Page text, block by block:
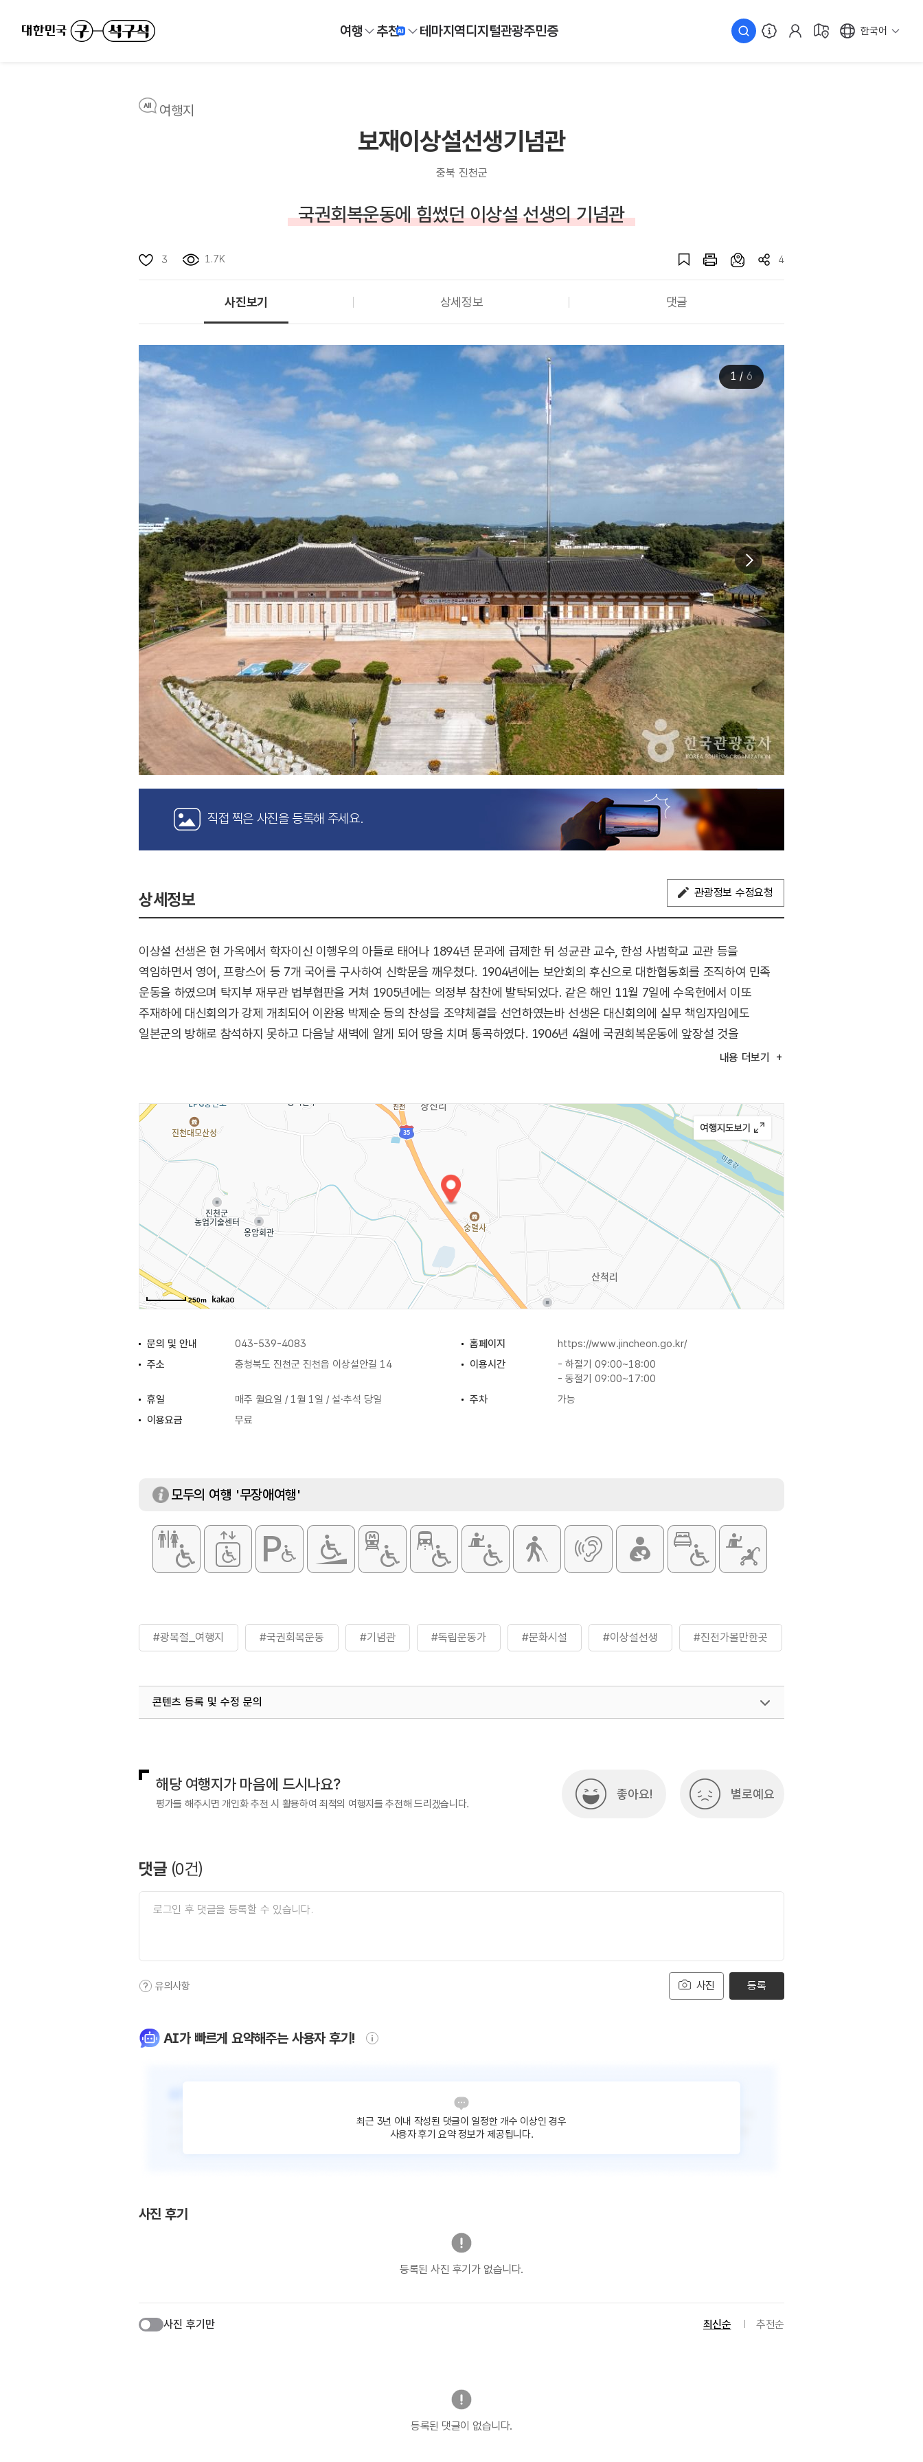
여행 추천 테마지역디지털관광주민증 한국어
여행지
보재이상설선생기념관
충북 진천군
국권회복운동에 힘썼던 이상설 선생의 기념관
3 1.7K 4
사진보기 상세정보 댓글
1 / 6
직접 찍은 사진을 등록해 주세요.
상세정보 관광정보 수정요청
이상설 선생은 현 가옥에서 학자이신 이행우의 아들로 태어나 1894년 문과에 급제한 뒤 성균관 교수, 한성 사범학교 교관 등을
역임하면서 영어, 프랑스어 등 7개 국어를 구사하여 신학문을 깨우쳤다. 1904년에는 보안회의 후신으로 대한협동회를 조직하여 민족
운동을 하였으며 탁지부 재무관 법부협판을 거쳐 1905년에는 의정부 참찬에 발탁되었다. 같은 해인 11월 7일에 수옥헌에서 이또
주재하에 대신회의가 강제 개최되어 이완용 박제순 등의 찬성을 조약체결을 선언하였는바 선생은 대신회의에 실무 책임자임에도
일본군의 방해로 참석하지 못하고 다음날 새벽에 알게 되어 땅을 치며 통곡하였다. 1906년 4월에 국권회복운동에 앞장설 것을
결심하고 이동녕, 정순만과 같이 망명길에 올라 상해를 거쳐 북간도 용정으로 가서 서전서숙을 건립하고 자비로 항일 민족교육을
(출처: 진천군 문화관광 홈페이지)
내용 더보기
250m
문의 및 안내 043-539-4083 홈페이지
https://www.jincheon.go.kr/
주소
충청북도 진천군 진천읍 이상설안길 14 이용시간
- 하절기 09:00~18:00
- 동절기 09:00~17:00
휴일
매주 월요일 / 1월 1일 / 설·추석 당일 주차
가능
이용요금
무료
모두의 여행 '무장애여행'
#광복절_여행지 #국권회복운동 #기념관 #독립운동가 #문화시설 #이상설선생 #진천가볼만한곳
콘텐츠 등록 및 수정 문의
해당 여행지가 마음에 드시나요?
평가를 해주시면 개인화 추천 시 활용하여 최적의 여행지를 추천해 드리겠습니다.
좋아요! 별로예요
댓글 (0건)
사진
유의사항 등록
AI가 빠르게 요약해주는 사용자 후기!
최근 3년 이내 작성된 댓글이 일정한 개수 이상인 경우
사용자 후기 요약 정보가 제공됩니다.
사진 후기
등록된 사진 후기가 없습니다.
사진 후기만 최신순 추천순
등록된 댓글이 없습니다.